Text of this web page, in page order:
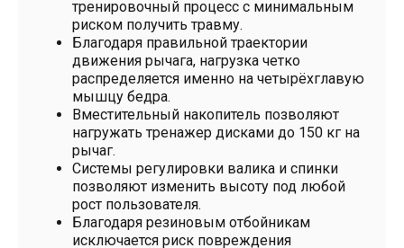
тренировочный процесс с минимальным
риском получить травму.
Благодаря правильной траектории
движения рычага, нагрузка четко
распределяется именно на четырёхглавую
мышцу бедра.
Вместительный накопитель позволяют
нагружать тренажер дисками до 150 кг на
рычаг.
Системы регулировки валика и спинки
позволяют изменить высоту под любой
рост пользователя.
Благодаря резиновым отбойникам
исключается риск повреждения